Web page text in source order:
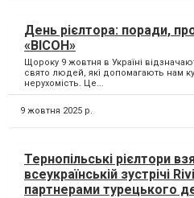
День рієлтора: поради,
«ВІСОН»
Щороку 9 жовтня в Україні
свято людей, які допомагають нам
нерухомість. Це...
9 жовтня 2025 р.
Тернопільські рієлтори
всеукраїнській зустрічі
партнерами турецького